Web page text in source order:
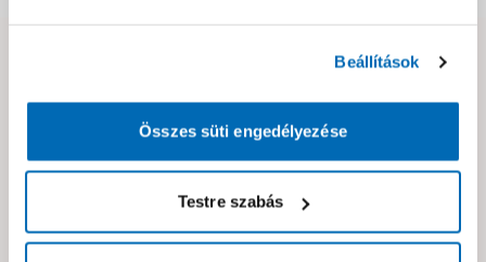
Beállítások
Összes süti engedélyezése
Testre szabás
Hibát találtál az oldalon vagy a termék leírásában?
Neked ajánljuk!